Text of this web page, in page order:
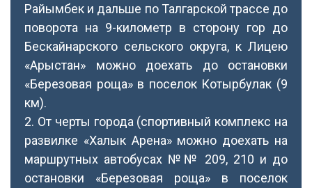
Райымбек и дальше по Талгарской трассе до
поворота на 9-километр в сторону гор до
Бескайнарского сельского округа, к Лицею
«Арыстан» можно доехать до остановки
«Березовая роща» в поселок Котырбулак (9
км).
2. От черты города (спортивный комплекс на
развилке «Халык Арена» можно доехать на
маршрутных автобусах №№ 209, 210 и до
остановки «Березовая роща» в поселок